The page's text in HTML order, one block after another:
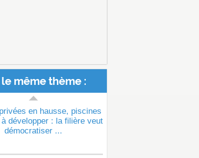
même thème :
en hausse, piscines
développer : la filière veut
démocratiser ...